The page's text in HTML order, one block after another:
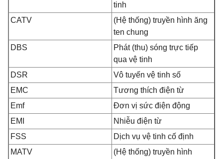
tinh
CATV
(Hệ thống) truyền hình ăng
ten chung
DBS
Phát (thu) sóng trực tiếp
qua vệ tinh
DSR
Vô tuyến vệ tinh số
EMC
Tương thích điện từ
Emf
Đơn vị sức điện động
EMI
Nhiễu điện từ
FSS
Dịch vụ vệ tinh cố định
MATV
(Hệ thống) truyền hình